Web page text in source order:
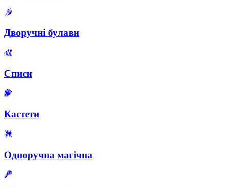
Дворучні булави
Списи
Кастети
Одноручна магічна